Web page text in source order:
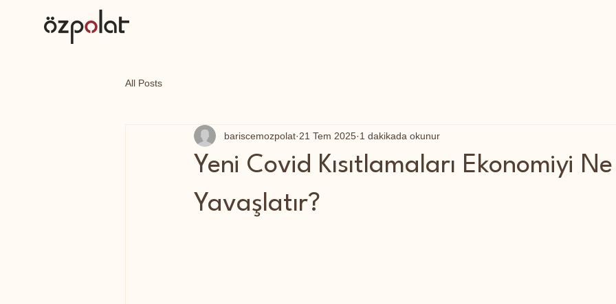
All Posts
Yeni Covid Kısıtlamaları Ekonomiyi
Yavaşlatır?
bariscemozpolat 21 Tem 2025 1 dakikada okunur